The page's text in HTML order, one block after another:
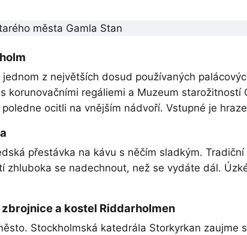
z největších dosud používaných
korunovačními regáliemi a Muzeum
ocitli na vnějším nádvoří. Vstupné je
přestávka na kávu s něčím sladkým.
zhluboka se nadechnout, než se vydáte dál.
a kostel Riddarholmen
Stockholmská katedrála Storkyrkan zaujme